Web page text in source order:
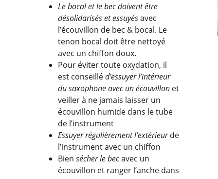
Le bocal et le bec doivent être
désolidarisés et essuyésavec
l’écouvillon de bec & bocal. Le
tenon bocal doit être nettoyé
avec un chiffon doux.
Pour éviter toute oxydation, il
est conseilléd’essuyer l’intérieur
du saxophone avec un écouvillon et
veiller à ne jamais laisser un
écouvillon humide dans le tube
de l’instrument
Essuyer régulièrement l’extérieurde
l’instrument avec un chiffon
Bien sécher le becavec un
écouvillon et ranger l’anche dans